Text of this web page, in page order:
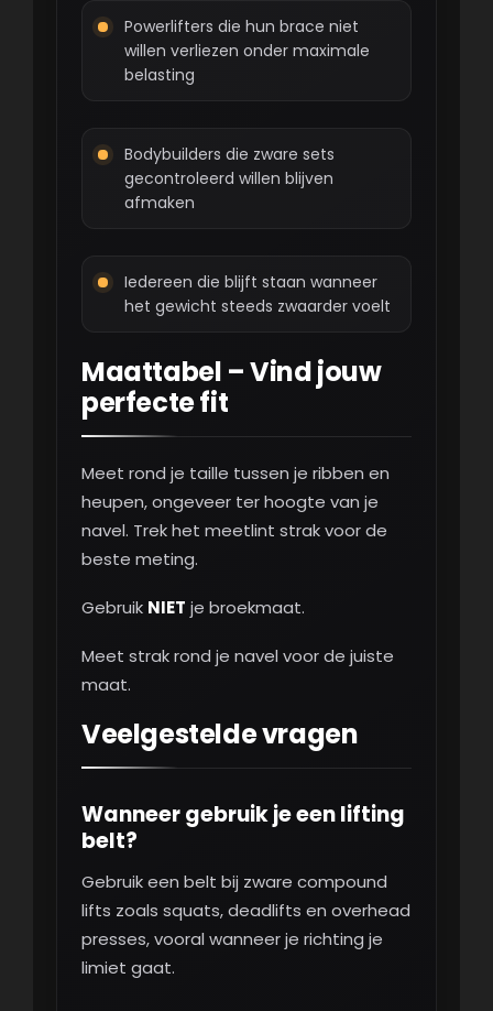
Powerlifters die hun brace niet
willen verliezen onder maximale
belasting
Bodybuilders die zware sets
gecontroleerd willen blijven
afmaken
Iedereen die blijft staan wanneer
het gewicht steeds zwaarder voelt
Maattabel – Vind jouw
perfecte fit
Meet rond je taille tussen je ribben en
heupen, ongeveer ter hoogte van je
navel. Trek het meetlint strak voor de
beste meting.
Gebruik NIET je broekmaat.
Meet strak rond je navel voor de juiste
maat.
Veelgestelde vragen
Wanneer gebruik je een lifting
belt?
Gebruik een belt bij zware compound
lifts zoals squats, deadlifts en overhead
presses, vooral wanneer je richting je
limiet gaat.